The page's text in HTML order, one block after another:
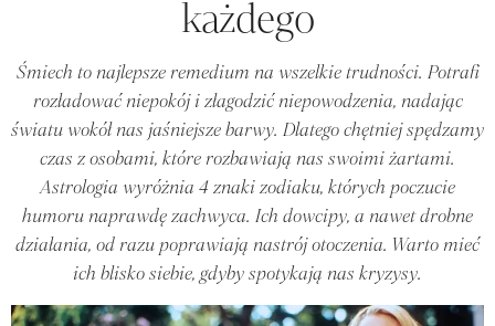
każdego
Śmiech to najlepsze remedium na wszelkie trudności. Potrafi
rozładować niepokój i złagodzić niepowodzenia, nadając
światu wokół nas jaśniejsze barwy. Dlatego chętniej spędzamy
czas z osobami, które rozbawiają nas swoimi żartami.
Astrologia wyróżnia 4 znaki zodiaku, których poczucie
humoru naprawdę zachwyca. Ich dowcipy, a nawet drobne
działania, od razu poprawiają nastrój otoczenia. Warto mieć
ich blisko siebie, gdyby spotykają nas kryzysy.